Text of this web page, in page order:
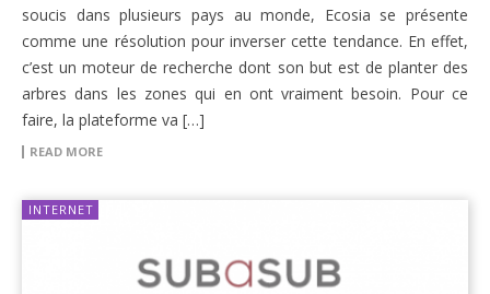
soucis dans plusieurs pays au monde, Ecosia se présente
comme une résolution pour inverser cette tendance. En effet,
c’est un moteur de recherche dont son but est de planter des
arbres dans les zones qui en ont vraiment besoin. Pour ce
faire, la plateforme va […]
READ MORE
INTERNET